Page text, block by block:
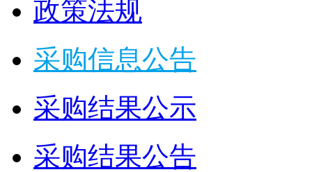
政策法规
采购信息公告
采购结果公示
采购结果公告